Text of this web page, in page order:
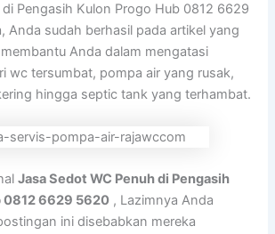
Pengasih Kulon Progo Hub 0812 6629
Anda sudah berhasil pada artikel yang
Anda dalam mengatasi
wc tersumbat, pompa air yang rusak,
hingga septic tank yang terhambat.
Jasa Sedot WC Penuh di Pengasih
0812 6629 5620 , Lazimnya Anda
ini disebabkan mereka